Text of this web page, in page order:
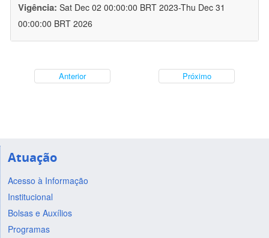
Vigência: Sat Dec 02 00:00:00 BRT 2023-Thu Dec 31
00:00:00 BRT 2026
Anterior Próximo
Atuação
Acesso à Informação
Institucional
Bolsas e Auxílios
Programas